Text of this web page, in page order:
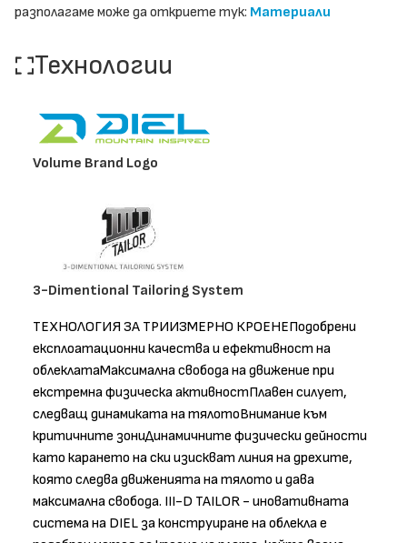
разполагаме може да откриете тук: Материали
Технологии
Volume Brand Logo
3-Dimentional Tailoring System
ТЕХНОЛОГИЯ ЗА ТРИИЗМЕРНО КРОЕНЕПодобрени
експлоатационни качества и ефективност на
облеклатаМаксимална свобода на движение при
екстремна физическа активностПлавен силует,
следващ динамиката на тялотоВнимание към
критичните зониДинамичните физически дейности
като карането на ски изискват линия на дрехите,
която следва движенията на тялото и дава
максимална свобода. III-D TAILOR - иновативната
система на DIEL за конструиране на облекла е